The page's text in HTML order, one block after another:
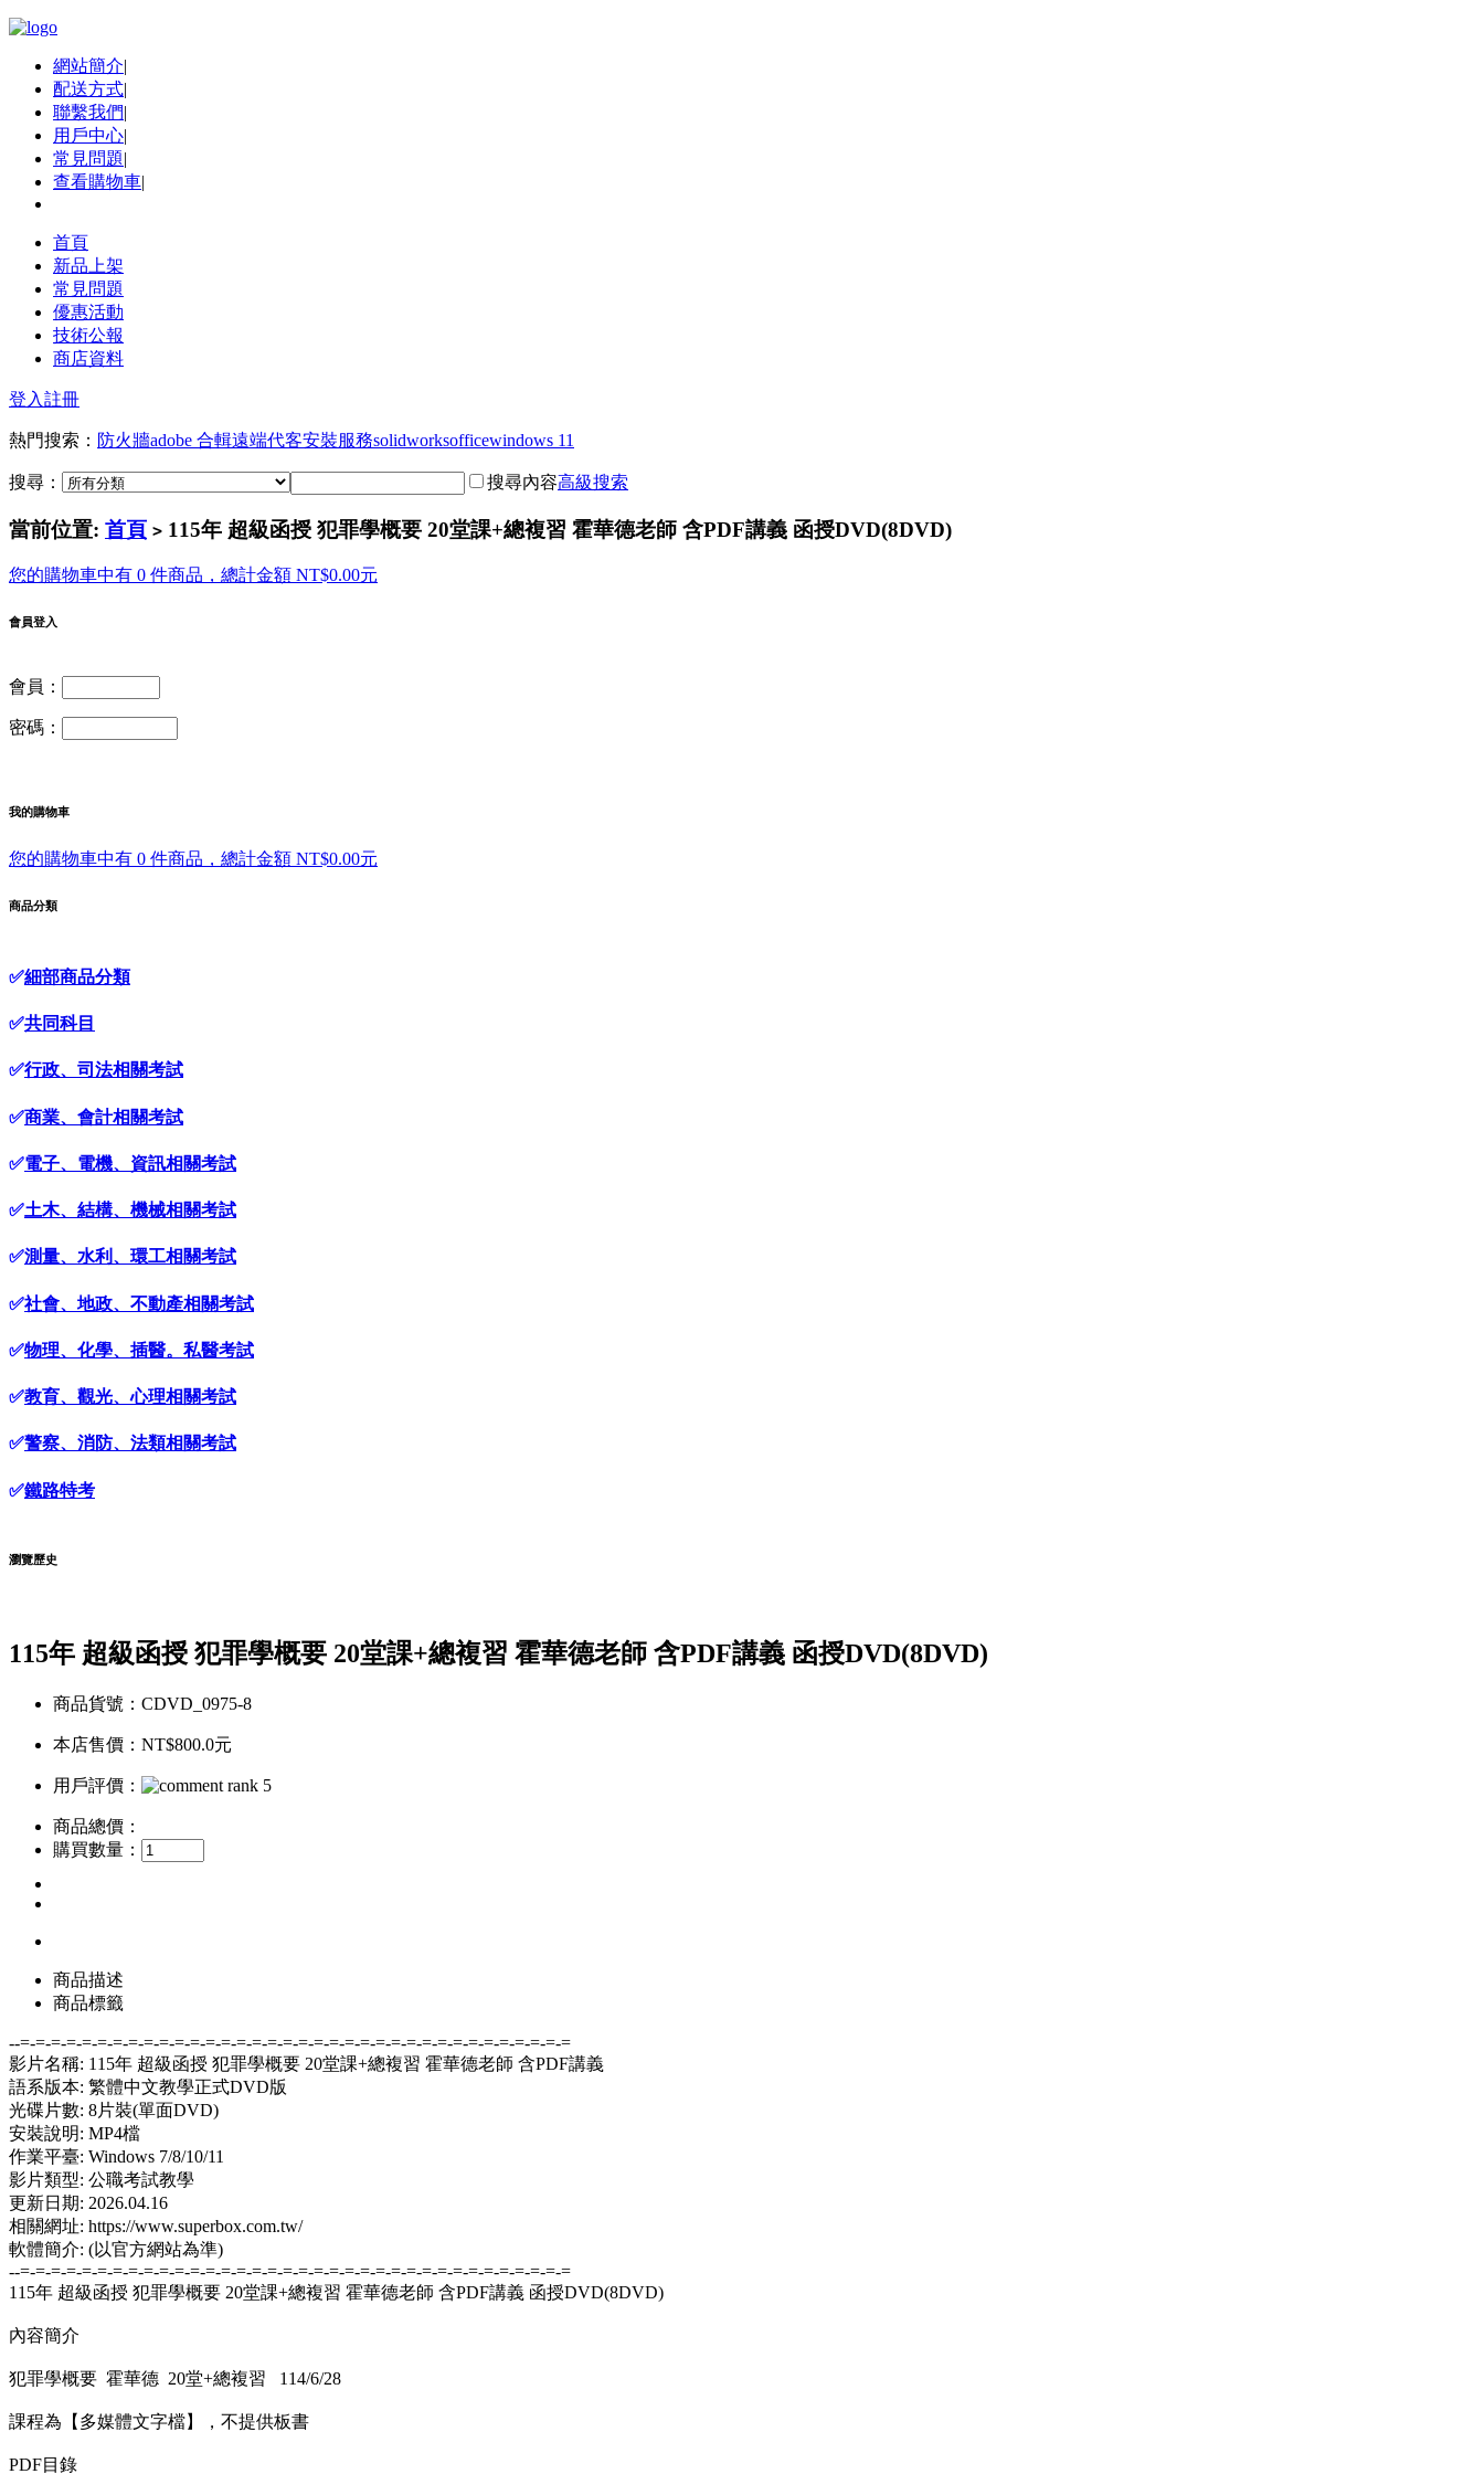
網站簡介|
配送方式|
聯繫我們|
用戶中心|
常見問題|
查看購物車|
首頁
新品上架
常見問題
優惠活動
技術公報
商店資料
登入註冊
熱門搜索： 防火牆adobe 合輯遠端代客安裝服務solidworksofficewindows 11
搜尋： 搜尋內容高級搜索
當前位置: 首頁 > 115年 超級函授 犯罪學概要 20堂課+總複習 霍華德老師 含PDF講義 函授DVD(8DVD)
您的購物車中有 0 件商品，總計金額 NT$0.00元
會員登入
會員：
密碼：
我的購物車
您的購物車中有 0 件商品，總計金額 NT$0.00元
商品分類
✅細部商品分類
✅共同科目
✅行政、司法相關考試
✅商業、會計相關考試
✅電子、電機、資訊相關考試
✅土木、結構、機械相關考試
✅測量、水利、環工相關考試
✅社會、地政、不動產相關考試
✅物理、化學、插醫。私醫考試
✅教育、觀光、心理相關考試
✅警察、消防、法類相關考試
✅鐵路特考
瀏覽歷史
115年 超級函授 犯罪學概要 20堂課+總複習 霍華德老師 含PDF講義 函授DVD(8DVD)
商品貨號：CDVD_0975-8
本店售價： NT$800.0元
用戶評價：
商品總價：
購買數量：
商品描述
商品標籤
--=-=-=-=-=-=-=-=-=-=-=-=-=-=-=-=-=-=-=-=-=-=-=-=-=-=-=-=-=-=-=-=-=-=-=-=
影片名稱: 115年 超級函授 犯罪學概要 20堂課+總複習 霍華德老師 含PDF講義
語系版本: 繁體中文教學正式DVD版
光碟片數: 8片裝(單面DVD)
安裝說明: MP4檔
作業平臺: Windows 7/8/10/11
影片類型: 公職考試教學
更新日期: 2026.04.16
相關網址: https://www.superbox.com.tw/
軟體簡介: (以官方網站為準)
--=-=-=-=-=-=-=-=-=-=-=-=-=-=-=-=-=-=-=-=-=-=-=-=-=-=-=-=-=-=-=-=-=-=-=-=
115年 超級函授 犯罪學概要 20堂課+總複習 霍華德老師 含PDF講義 函授DVD(8DVD)
內容簡介
犯罪學概要 霍華德 20堂+總複習 114/6/28
課程為【多媒體文字檔】，不提供板書
PDF目錄